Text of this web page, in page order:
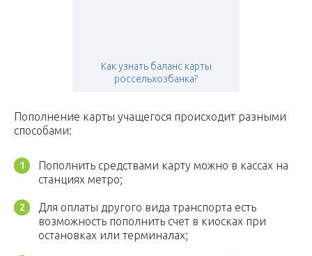
Как узнать баланс карты
россельхозбанка?
Пополнение карты учащегося происходит разными
способами:
Пополнить средствами карту можно в кассах на
станциях метро;
Для оплаты другого вида транспорта есть
возможность пополнить счет в киосках при
остановках или терминалах;